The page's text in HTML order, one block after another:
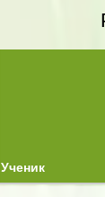
Ученик